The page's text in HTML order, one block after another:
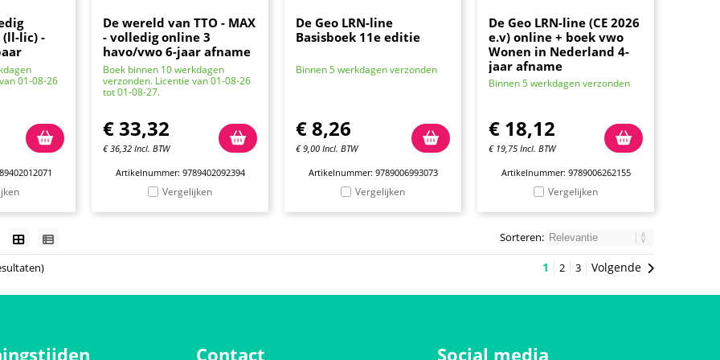
lic) -
01-08-26
De wereld van TTO - MAX
- volledig online 3
havo/vwo 6-jaar afname
Boek binnen 10 werkdagen
verzonden. Licentie van 01-08-26
tot 01-08-27.
€ 33,32
€36,32 Incl. BTW
Artikelnummer: 9789402092394
Vergelijken
De Geo LRN-line
Basisboek 11e editie
Binnen 5 werkdagen verzonden
€8,26
€9,00 Incl. BTW
Artikelnummer: 9789006993073
Vergelijken
De Geo LRN-line (CE 2026
e.v) online + boek vwo
Wonen in Nederland 4-
jaar afname
Binnen 5 werkdagen verzonden
€ 18,12
€ 19,75 Incl. BTW
Artikelnummer: 9789006262155
Vergelijken
Sorteren:
1 2 3 Volgende
Contact Social media